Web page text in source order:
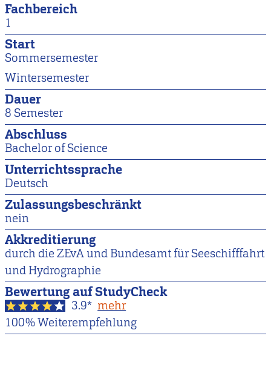
Fachbereich
1
Start
Sommersemester
Wintersemester
Dauer
8 Semester
Abschluss
Bachelor of Science
Unterrichtssprache
Deutsch
Zulassungsbeschränkt
nein
Akkreditierung
durch die ZEvA und Bundesamt für Seeschifffahrt
und Hydrographie
Bewertung auf StudyCheck
3.9* mehr
100% Weiterempfehlung